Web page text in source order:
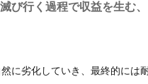
び行く過程で収益を生む
に劣化していき、最終的には